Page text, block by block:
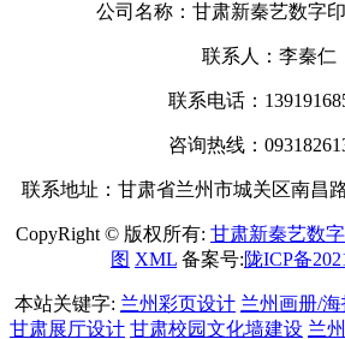
公司名称：甘肃新秦艺数字
联系人：李秦仁
联系电话：
咨询热线：
联系地址：甘肃省兰州市城关区南昌
CopyRight © 版权所有: 甘肃新秦艺数
图 XML 备案号:陇ICP备
本站关键字: 兰州彩页设计 兰州画册/
甘肃展厅设计 甘肃校园文化墙建设 兰